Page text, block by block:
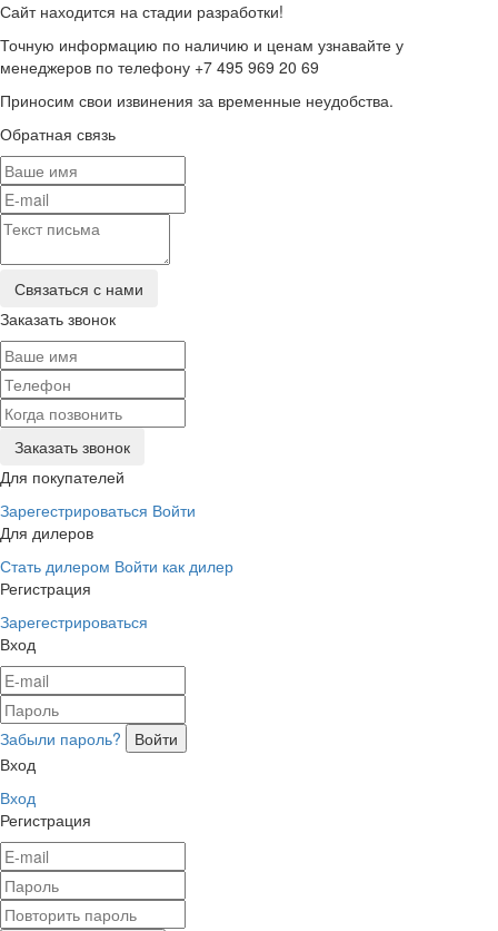
Сайт находится на стадии разработки!
Точную информацию по наличию и ценам узнавайте у
менеджеров по телефону +7 495 969 20 69
Приносим свои извинения за временные неудобства.
Обратная связь
Заказать звонок
Для покупателей
Зарегестрироваться Войти
Для дилеров
Стать дилером Войти как дилер
Регистрация
Зарегестрироваться
Вход
Забыли пароль?
Вход
Вход
Регистрация